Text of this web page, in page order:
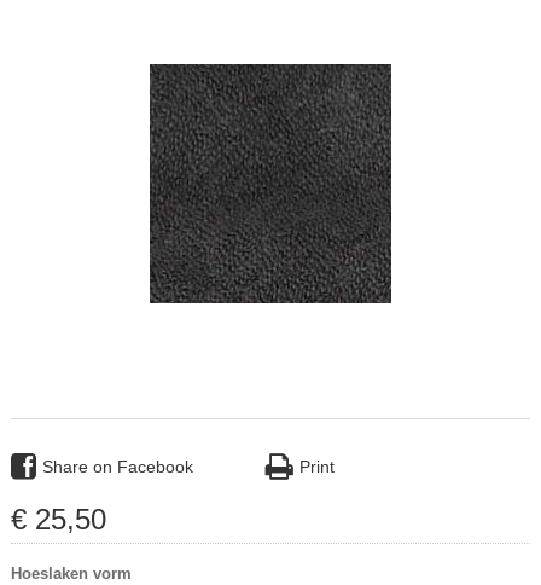
Share on Facebook Print
€ 25,50
Hoeslaken vorm